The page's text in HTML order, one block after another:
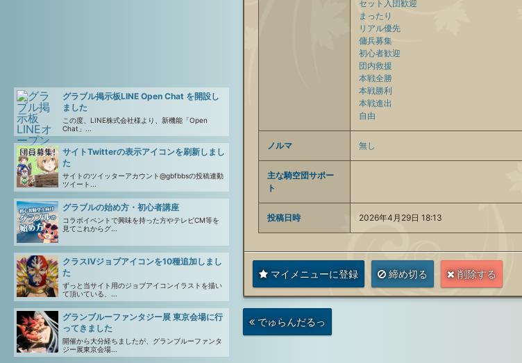
グラブル掲示板LINE Open Chat を開設し
ました
この度、LINE株式会社様より、新機能「Open
Chat」...
サイトTwitterの表示アイコンを刷新しまし
た
サイトのツイッターアカウント@gbfbbsの投稿連動
ツイート...
グラブルの始め方・初心者講座
コラボイベントで興味を持った方やテレビCM等を
見てこれからグ...
クラスⅣジョブアイコンを10種追加しまし
た
ずっと当サイト用のジョブアイコンイラストを描い
て頂いている、...
グランブルーファンタジー展 東京会場に行
ってきました
開催から大分経ちましたが、グランブルーファンタ
ジー展東京会場...
セット入団歓迎
まったり
リアル優先
傭兵募集
初心者歓迎
団内救援
本戦全勝
本戦勝利
本戦進出
自由
ノルマ 無し
主な騎空団サポー
ト
投稿日時 2026年4月29日 18:13
マイメニューに登録 締め切る 削除する
次
の
投
でゅらんだるっ